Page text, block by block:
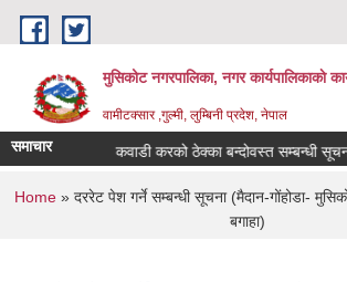
Skip to main content
मुसिकोट नगरपालिका, नगर कार्यपालिकाकाे
वामीटक्सार ,गुल्मी, लुम्बिनी प्रदेश, नेपाल
समाचार
सूचना। कवाडी करको ठेक्का बन्दोवस्त सम्बन्धी सूचना
You are here
Home» दररेट पेश गर्ने सम्बन्धी सूचना (मैदान-गोंहोडा-
बगाहा)